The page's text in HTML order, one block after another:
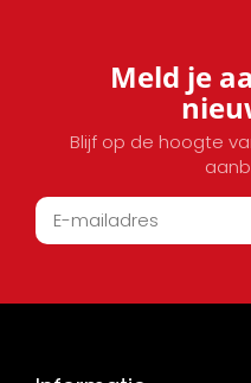
Meld je
Blijf op de hoogte